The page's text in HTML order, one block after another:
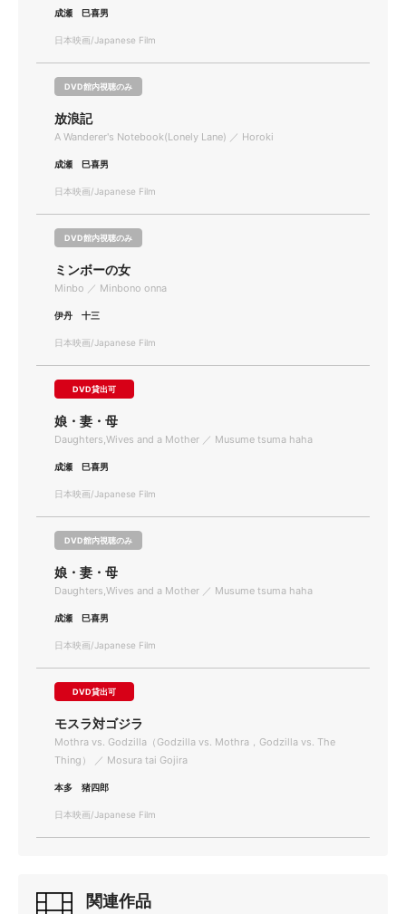
成瀬 巳喜男
日本映画/Japanese Film
DVD館内視聴のみ
放浪記
A Wanderer's Notebook(Lonely Lane) ／ Horoki
成瀬 巳喜男
日本映画/Japanese Film
DVD館内視聴のみ
ミンボーの女
Minbo ／ Minbono onna
伊丹 十三
日本映画/Japanese Film
DVD貸出可
娘・妻・母
Daughters,Wives and a Mother ／ Musume tsuma haha
成瀬 巳喜男
日本映画/Japanese Film
DVD館内視聴のみ
娘・妻・母
Daughters,Wives and a Mother ／ Musume tsuma haha
成瀬 巳喜男
日本映画/Japanese Film
DVD貸出可
モスラ対ゴジラ
Mothra vs. Godzilla（Godzilla vs. Mothra，Godzilla vs. The
Thing） ／ Mosura tai Gojira
本多 猪四郎
日本映画/Japanese Film
関連作品